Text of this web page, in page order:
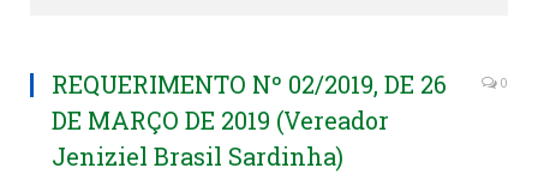
REQUERIMENTO Nº 02/2019, DE 26
DE MARÇO DE 2019 (Vereador
Jeniziel Brasil Sardinha)
0